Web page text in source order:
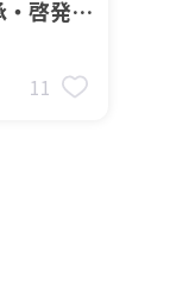
・啓発人
11